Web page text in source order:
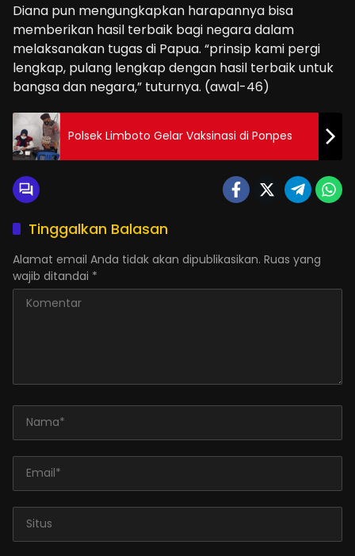
Diana pun mengungkapkan harapannya bisa
memberikan hasil terbaik bagi negara dalam
melaksanakan tugas di Papua. “prinsip kami pergi
lengkap, pulang lengkap dengan hasil terbaik untuk
bangsa dan negara,” tuturnya. (awal-46)
Polsek Limboto Gelar Vaksinasi di Ponpes
Tinggalkan Balasan
Alamat email Anda tidak akan dipublikasikan. Ruas yang
wajib ditandai *